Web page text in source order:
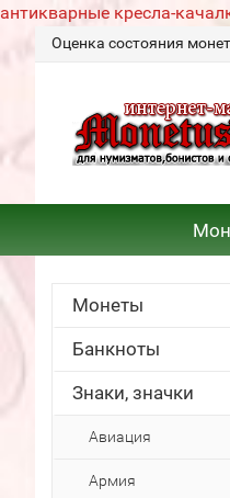
антикварные кресла-
Оценка состояния
Монеты
Банкноты
Знаки, значки
Авиация
Армия